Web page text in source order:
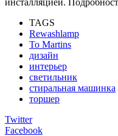
TAGS
Rewashlamp
To Martins
дизайн
интерьер
светильник
стиральная машинка
торшер
Twitter
Facebook